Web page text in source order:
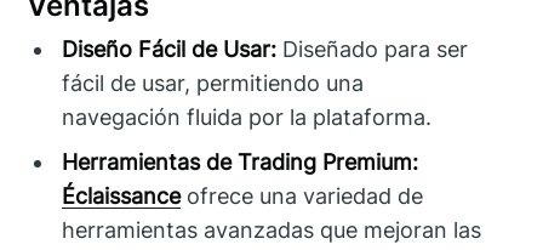
Diseño Fácil de Usar: Diseñado para ser
fácil de usar, permitiendo una
navegación fluida por la plataforma.
Herramientas de Trading Premium:
Éclaissanceofrece una variedad de
herramientas avanzadas que mejoran las